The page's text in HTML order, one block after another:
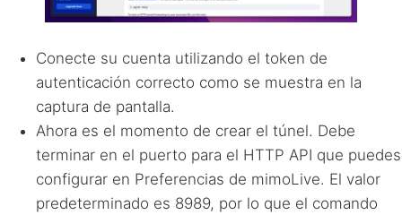
Conecte su cuenta utilizando el token de
autenticación correcto como se muestra en la
captura de pantalla.
Ahora es el momento de crear el túnel. Debe
terminar en el puerto para el HTTP API que puedes
configurar en Preferencias de mimoLive. El valor
predeterminado es 8989, por lo que el comando